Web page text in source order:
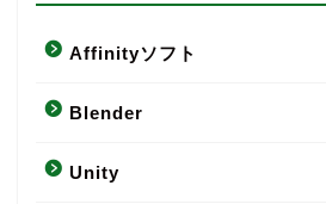
Affinityソフト
Blender
Unity